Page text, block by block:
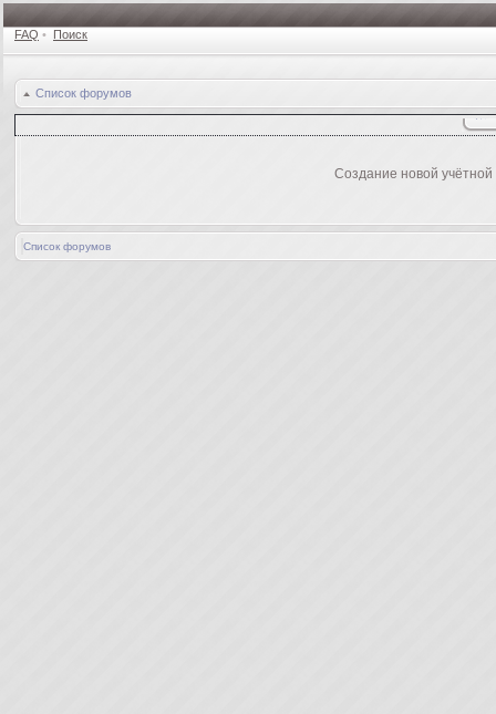
FAQ • Поиск
Список форумов
Создание новой
Список форумов